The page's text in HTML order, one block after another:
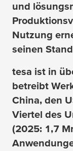
und
Nutzung
seinen
tesa ist in
betreibt
China, den
Viertel des
(2025: 1,7